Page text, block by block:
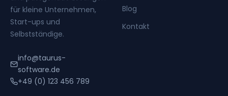
für kleine Unternehmen,
Start-ups und
Selbstständige.
info@taurus-
software.de
+49 (0) 123 456 789
Blog
Kontakt